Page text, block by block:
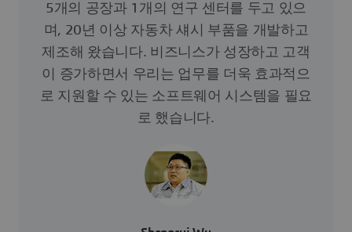
5개의 공장과 1개의 연구 센터를 두고 있으
며, 20년 이상 자동차 섀시 부품을 개발하고
제조해 왔습니다. 비즈니스가 성장하고 고객
이 증가하면서 우리는 업무를 더욱 효과적으
로 지원할 수 있는 소프트웨어 시스템을 필요
로 했습니다.